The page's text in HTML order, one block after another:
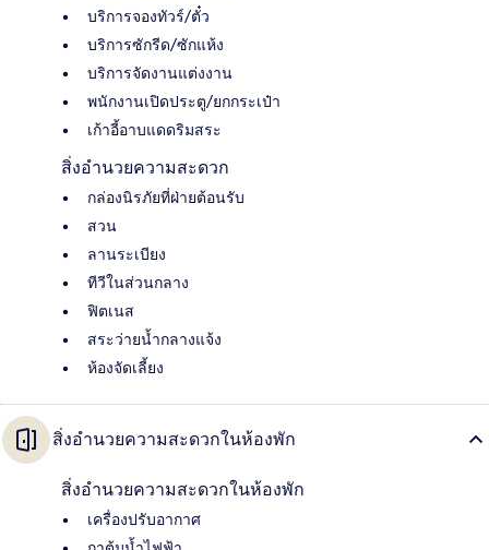
บริการจองทัวร์/ตั๋ว
บริการซักรีด/ซักแห้ง
บริการจัดงานแต่งงาน
พนักงานเปิดประตู/ยกกระเป๋า
เก้าอี้อาบแดดริมสระ
สิ่งอำนวยความสะดวก
กล่องนิรภัยที่ฝ่ายต้อนรับ
สวน
ลานระเบียง
ทีวีในส่วนกลาง
ฟิตเนส
สระว่ายน้ำกลางแจ้ง
ห้องจัดเลี้ยง
สิ่งอำนวยความสะดวกในห้องพัก
สิ่งอำนวยความสะดวกในห้องพัก
เครื่องปรับอากาศ